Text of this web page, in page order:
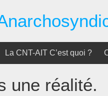
La CNT-AIT C’est quoi ?
une réalité.